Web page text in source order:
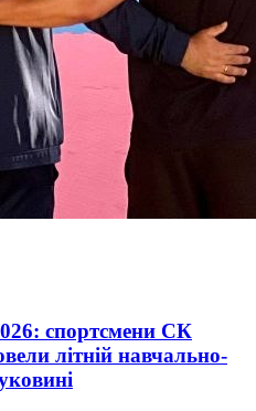
спортсмени СК
літній навчально-